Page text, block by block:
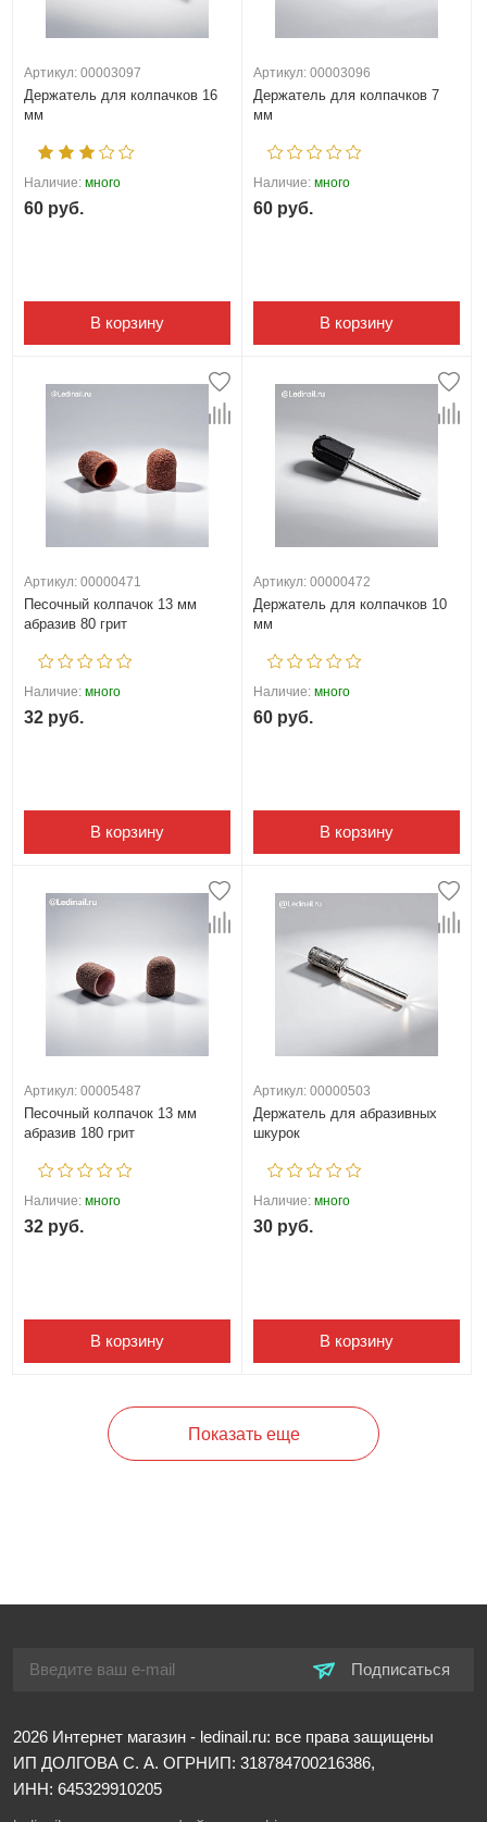
Артикул: 00003097
Держатель для колпачков 16
мм
Наличие: много
60 руб.
В корзину
Артикул: 00003096
Держатель для колпачков 7
мм
Наличие: много
60 руб.
В корзину
Артикул: 00000471
Песочный колпачок 13 мм
абразив 80 грит
Наличие: много
32 руб.
В корзину
Артикул: 00000472
Держатель для колпачков 10
мм
Наличие: много
60 руб.
В корзину
Артикул: 00005487
Песочный колпачок 13 мм
абразив 180 грит
Наличие: много
32 руб.
В корзину
Артикул: 00000503
Держатель для абразивных
шкурок
Наличие: много
30 руб.
В корзину
Показать еще
Подписаться
2026 Интернет магазин - ledinail.ru: все права защищены
ИП ДОЛГОВА С. А. ОГРНИП: 318784700216386,
ИНН: 645329910205